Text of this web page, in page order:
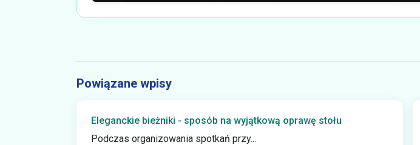
Powiązane wpisy
Eleganckie bieżniki - sposób na wyjątkową oprawę stołu
Podczas organizowania spotkań przy...